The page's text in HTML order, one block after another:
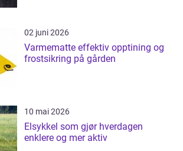
02 juni 2026
Varmematte effektiv opptining og
frostsikring på gården
10 mai 2026
Elsykkel som gjør hverdagen
enklere og mer aktiv